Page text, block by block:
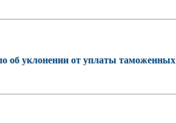
об уклонении от уплаты таможенных